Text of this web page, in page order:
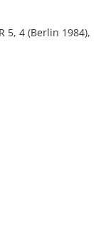
5, 4 (Berlin 1984),